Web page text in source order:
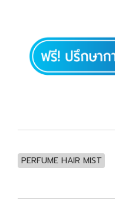
PERFUME HAIR MIST